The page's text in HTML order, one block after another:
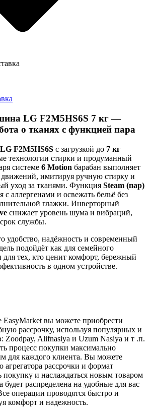
LG F2M5HS6S 7 кг —
о тканях с функцией пара
LG F2M5HS6S с загрузкой до 7 кг
технологии стирки и продуманный
системе 6 Motion барабан выполняет
имитируя ручную стирку и
уход за тканями. Функция Steam (пар)
с аллергенами и освежать бельё без
глажки. Инверторный
снижает уровень шума и вибраций,
службы.
удобство, надёжность и современный
подойдёт как для семейного
для тех, кто ценит комфорт, бережный
в одном устройстве.
EasyMarket вы можете приобрести
рассрочку, используя популярных и
Zoodpay, Alifnasiya и Uzum Nasiya и т .п.
процесс покупки максимально
для каждого клиента. Вы можете
агрегатора рассрочки и формат
покупку и наслаждаться новым товаром
будет распределена на удобные для вас
операции проводятся быстро и
комфорт и надежность.